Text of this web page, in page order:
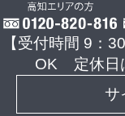
【受付時間 9
OK
定休日
サ